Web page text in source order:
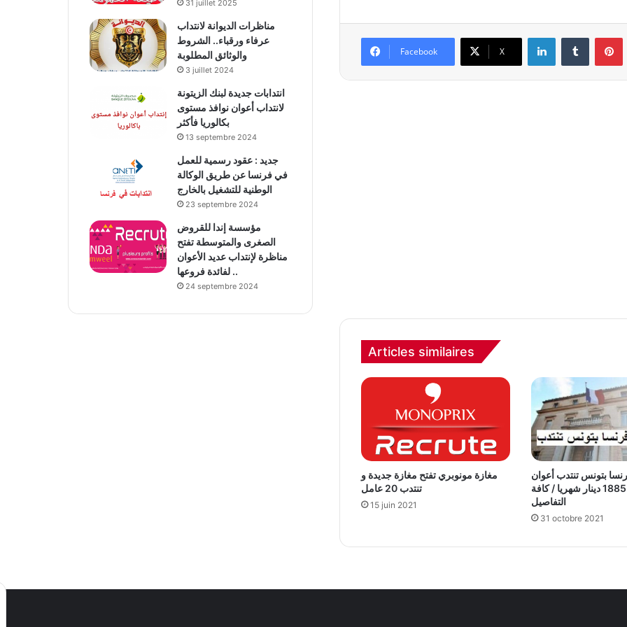
Facebook X
LinkedinTumblr
Articles similaires
مغازة مونوبري تفتح مغازة جديدة و
تنتدب 20 عامل
15 juin 2021
بتونس تنتدب أعوان
برواتب تصل 1885 دينار شهريا / كافة
التفاصيل
31 octobre 2021
31 juillet 2025
مناظرات الديوانة لانتداب
عرفاء ورقباء.. الشروط
والوثائق المطلوبة
3 juillet 2024
انتدابات جديدة لبنك الزيتونة
لانتداب أعوان نوافذ مستوى
بكالوريا فأكثر
13 septembre 2024
جديد : عقود رسمية للعمل
في فرنسا عن طريق الوكالة
الوطنية للتشغيل بالخارج
23 septembre 2024
مؤسسة إندا للقروض
الصغرى والمتوسطة تفتح
مناظرة لإنتداب عديد الأعوان
لفائدة فروعها ..
24 septembre 2024